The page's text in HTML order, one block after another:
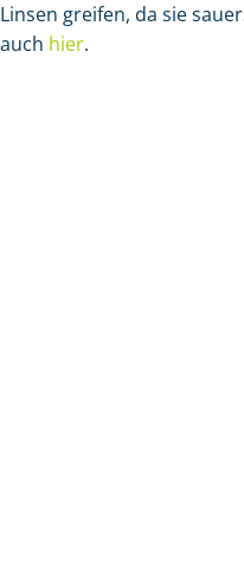
Linsen greifen, da sie
auch hier.